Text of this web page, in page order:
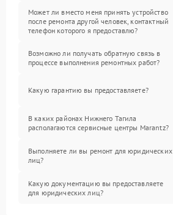
Может ли вместо меня принять устройство
после ремонта другой человек, контактный
телефон которого я предоставлю?
Возможно ли получать обратную связь в
процессе выполнения ремонтных работ?
Какую гарантию вы предоставляете?
В каких районах Нижнего Тагила
располагаются сервисные центры Marantz?
Выполняете ли вы ремонт для юридических
лиц?
Какую документацию вы предоставляете
для юридических лиц?